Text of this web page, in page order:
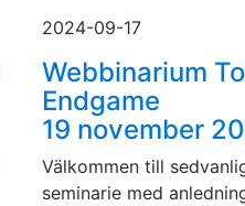
2024-09-17
Webbinarium
Endgame
19 november
Välkommen till
seminarie med